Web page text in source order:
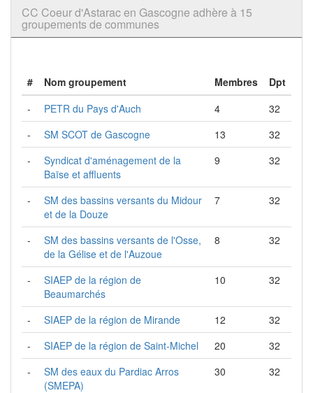
CC Coeur d'Astarac en Gascogne adhère à 15
groupements de communes
# Nom groupement Membres
Dpt
-
PETR du Pays d'Auch 4
32
-
SM SCOT de Gascogne 13
32
-
Syndicat d'aménagement de la
Baïse et affluents
9 32
-
SM des bassins versants du Midour
et de la Douze
7 32
-
SM des bassins versants de l'Osse,
de la Gélise et de l'Auzoue
8 32
-
SIAEP de la région de
Beaumarchés
10 32
- SIAEP de la région de Mirande 12
32
-
SIAEP de la région de Saint-Michel 20
32
-
SM des eaux du Pardiac Arros
(SMEPA)
30 32